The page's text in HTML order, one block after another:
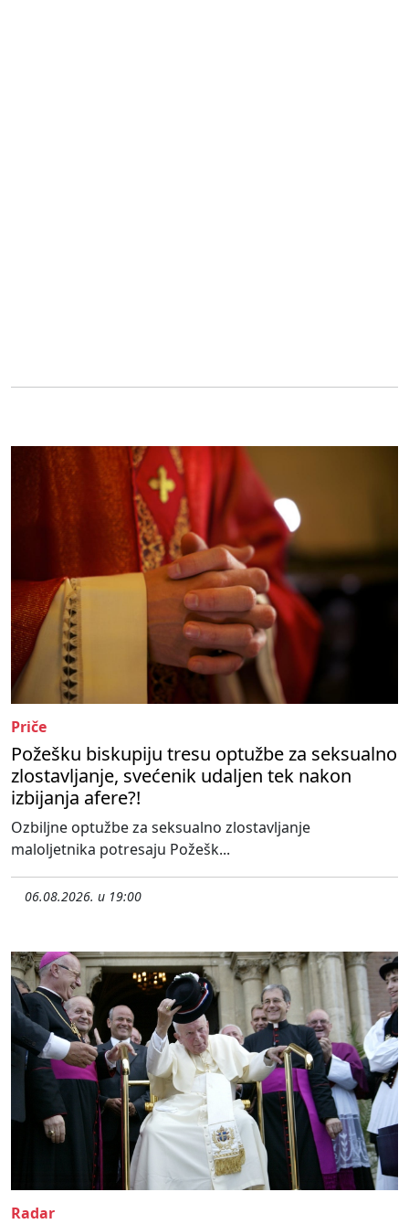
Priče
Požešku biskupiju tresu optužbe za seksualno
zlostavljanje, svećenik udaljen tek nakon
izbijanja afere?!
Ozbiljne optužbe za seksualno zlostavljanje
maloljetnika potresaju Požešk...
06.08.2026. u 19:00
Radar